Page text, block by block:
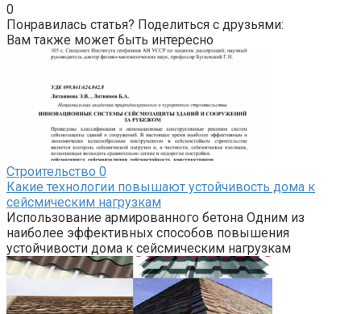
0
Понравилась статья? Поделиться с друзьями:
Вам также может быть интересно
Строительство 0
Какие технологии повышают устойчивость дома к
сейсмическим нагрузкам
Использование армированного бетона Одним из
наиболее эффективных способов повышения
устойчивости дома к сейсмическим нагрузкам